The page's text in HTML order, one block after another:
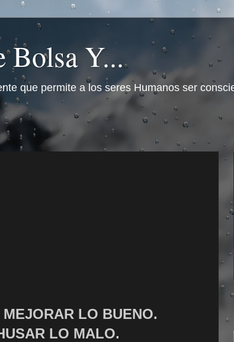
Bolsa Y...
que permite a los seres Humanos ser
LO BUENO.
LO MALO.